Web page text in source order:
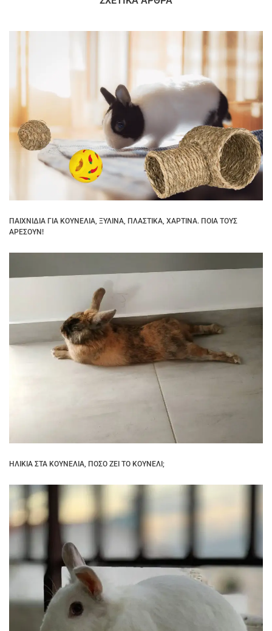
ΠΑΙΧΝΊΔΙΑ ΓΙΑ ΚΟΥΝΈΛΙΑ, ΞΎΛΙΝΑ, ΠΛΑΣΤΙΚΆ, ΧΆΡΤΙΝΑ. ΠΟΙΑ ΤΟΥΣ
ΑΡΈΣΟΥΝ!
ΗΛΙΚΊΑ ΣΤΑ ΚΟΥΝΈΛΙΑ, ΠΌΣΟ ΖΕΙ ΤΟ ΚΟΥΝΈΛΙ;